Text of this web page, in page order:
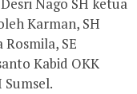
Nago SH ketua
Karman, SH
SE
Kabid OKK
Sumsel.